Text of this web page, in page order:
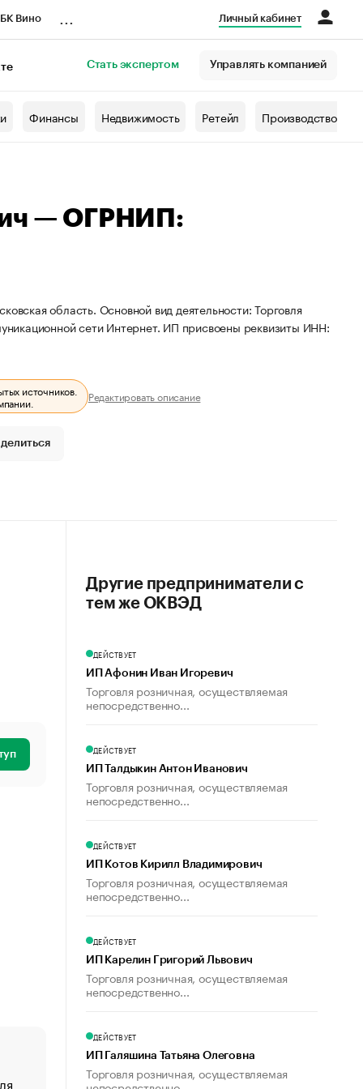
Вино Личный кабинет
Стать экспертом Управлять компанией
Финансы Недвижимость Ретейл Производство
— ОГРНИП:
область. Основной вид деятельности: Торговля
сети Интернет. ИП присвоены реквизиты ИНН:
источников. Редактировать описание
«От спорта тело стареет иначе». Как живет глава
Другие предприниматели с
тем же ОКВЭД
ДЕЙСТВУЕТ
ИП Афонин Иван Игоревич
Торговля розничная, осуществляемая
непосредственно...
ДЕЙСТВУЕТ
ИП Талдыкин Антон Иванович
Торговля розничная, осуществляемая
непосредственно...
ДЕЙСТВУЕТ
ИП Котов Кирилл Владимирович
Торговля розничная, осуществляемая
непосредственно...
ДЕЙСТВУЕТ
ИП Карелин Григорий Львович
Торговля розничная, осуществляемая
непосредственно...
ДЕЙСТВУЕТ
ИП Галяшина Татьяна Олеговна
Торговля розничная, осуществляемая